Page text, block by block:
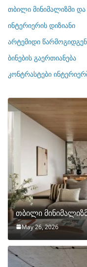
ო
რ
ბ
ი
თბილი მინიმალიზმი და
ინტერიერის დიზიანი
არტემიდი
ბინების გაერთიანება
კონტრასტები
თბილი
May 26, 2026